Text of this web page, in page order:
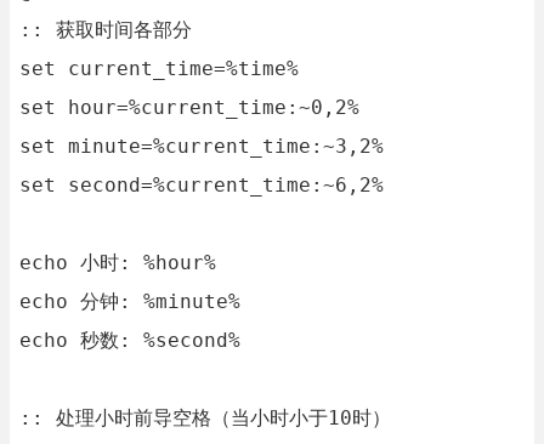
:: 获取时间各部分
set current_time=%time%
set hour=%current_time:~0,2%
set minute=%current_time:~3,2%
set second=%current_time:~6,2%
echo 小时: %hour%
echo 分钟: %minute%
echo 秒数: %second%
:: 处理小时前导空格（当小时小于10时）